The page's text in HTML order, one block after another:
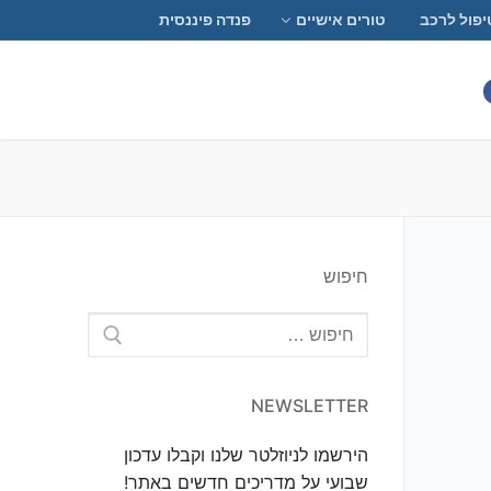
לרכב טורים אישיים פנדה פיננסית
חיפוש
NEWSLETTER
הירשמו לניוזלטר שלנו וקבלו עדכון
שבועי על מדריכים חדשים באתר!